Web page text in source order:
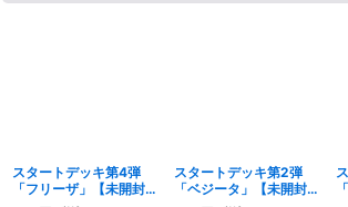
スタートデッキ第4弾
「フリーザ」【未開封
スタートデッキ第2弾
「ベジータ」【未開封